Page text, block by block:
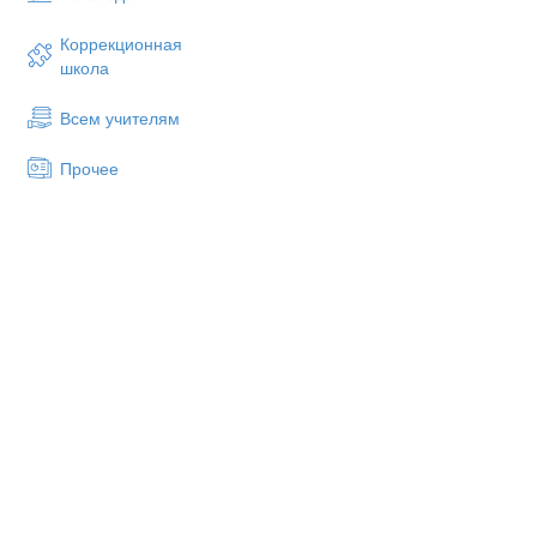
Коррекционная
школа
Всем учителям
Прочее